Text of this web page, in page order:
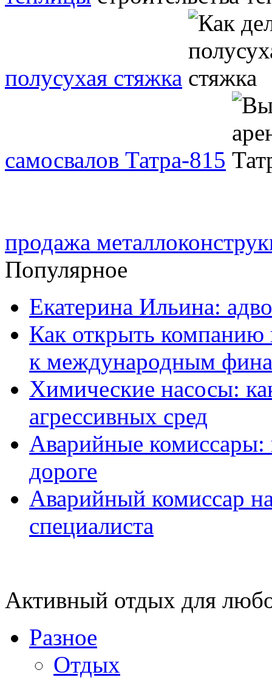
полусухая стяжка
самосвалов Татра-815
продажа
Популярное
Екатерина Ильина:
Как открыть компанию
к международным
Химические насосы:
агрессивных сред
Аварийные
дороге
Аварийный комиссар
специалиста
Активный отдых для
Разное
Отдых